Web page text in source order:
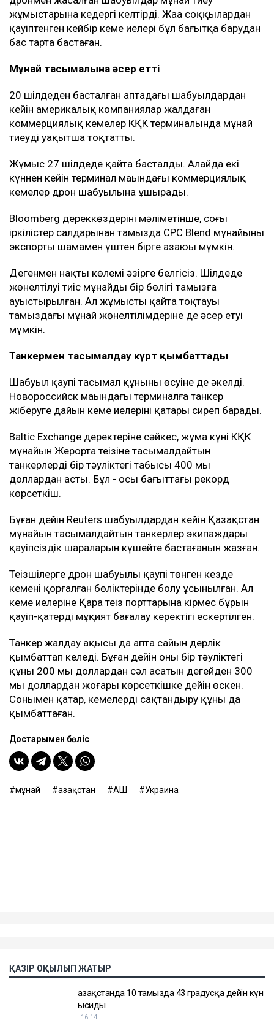
жұмыстарына кедергі келтірді. Жаңа соққылардан
қауіптенген кейбір кеме иелері бұл бағытқа барудан
бас тарта бастаған.
Мұнай тасымалына әсер етті
20 шілдеден басталған аптадағы шабуылдардан
кейін америкалық компаниялар жалдаған
коммерциялық кемелер КҚК терминалында мұнай
тиеуді уақытша тоқтатты.
Жұмыс 27 шілдеде қайта басталды. Алайда екі
күннен кейін терминал маңындағы коммерциялық
кемелер дрон шабуылына ұшырады.
Bloomberg дереккөздерінің мәліметінше, соңғы
іркілістер салдарынан тамызда CPC Blend мұнайының
экспорты шамамен үштен бірге азаюы мүмкін.
Дегенмен нақты көлемі әзірге белгісіз. Шілдеде
жөнелтілуі тиіс мұнайдың бір бөлігі тамызға
ауыстырылған. Ал жұмыстың қайта тоқтауы
тамыздағы мұнай жөнелтілімдеріне де әсер етуі
мүмкін.
Танкермен тасымалдау күрт қымбаттады
Шабуыл қаупі тасымал құнының өсуіне де әкелді.
Новороссийск маңындағы терминалға танкер
жіберуге дайын кеме иелерінің қатары сиреп барады.
Baltic Exchange деректеріне сәйкес, жұма күні КҚК
мұнайын Жерорта теңізіне тасымалдайтын
танкерлердің бір тәуліктегі табысы 400 мың
доллардан асты. Бұл - осы бағыттағы рекорд
көрсеткіш.
Бұған дейін Reuters шабуылдардан кейін Қазақстан
мұнайын тасымалдайтын танкерлер экипаждары
қауіпсіздік шараларын күшейте бастағанын жазған.
Теңізшілерге дрон шабуылы қаупі төнген кезде
кеменің қорғалған бөліктерінде болу ұсынылған. Ал
кеме иелеріне Қара теңіз порттарына кірмес бұрын
қауіп-қатерді мұқият бағалау керектігі ескертілген.
Танкер жалдау ақысы да апта сайын дерлік
қымбаттап келеді. Бұған дейін оның бір тәуліктегі
құны 200 мың доллардан сәл асатын деңгейден 300
мың доллардан жоғары көрсеткішке дейін өскен.
Сонымен қатар, кемелерді сақтандыру құны да
қымбаттаған.
Достарыңмен бөліс
мұнай Қазақстан АҚШ Украина
ҚАЗІР ОҚЫЛЫП ЖАТЫР
Қазақстанда 10 тамызда 43 градусқа дейін күн
ысиды
16:14